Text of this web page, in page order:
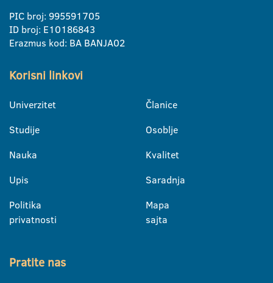
PIC broj: 995591705
ID broj: E10186843
Erazmus kod: BA BANJA02
Korisni linkovi
Univerzitet
Studije
Nauka
Upis
Politika
privatnosti
Članice
Osoblje
Kvalitet
Saradnja
Mapa
sajta
Pratite nas